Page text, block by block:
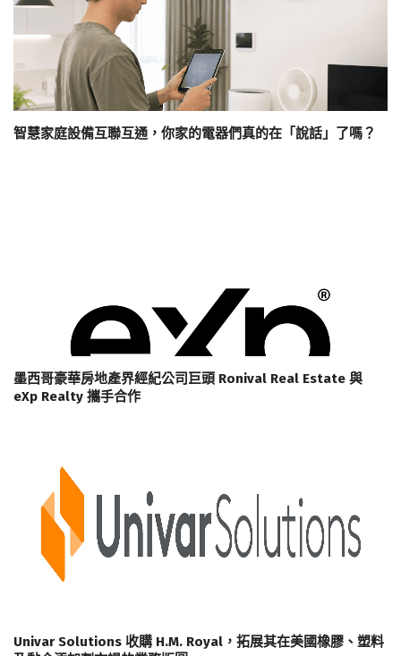
智慧家庭設備互聯互通，你家的電器們真的在「說話」了嗎？
墨西哥豪華房地產界經紀公司巨頭 Ronival Real Estate 與
eXp Realty 攜手合作
Univar Solutions 收購 H.M. Royal，拓展其在美國橡膠、塑料